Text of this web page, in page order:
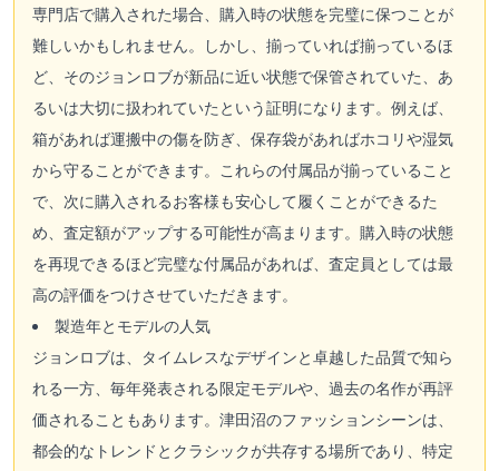
専門店で購入された場合、購入時の状態を完璧に保つことが
難しいかもしれません。しかし、揃っていれば揃っているほ
ど、そのジョンロブが新品に近い状態で保管されていた、あ
るいは大切に扱われていたという証明になります。例えば、
箱があれば運搬中の傷を防ぎ、保存袋があればホコリや湿気
から守ることができます。これらの付属品が揃っていること
で、次に購入されるお客様も安心して履くことができるた
め、査定額がアップする可能性が高まります。購入時の状態
を再現できるほど完璧な付属品があれば、査定員としては最
高の評価をつけさせていただきます。
製造年とモデルの人気
ジョンロブは、タイムレスなデザインと卓越した品質で知ら
れる一方、毎年発表される限定モデルや、過去の名作が再評
価されることもあります。津田沼のファッションシーンは、
都会的なトレンドとクラシックが共存する場所であり、特定